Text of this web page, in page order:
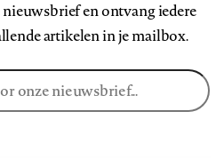
en ontvang iedere
artikelen in je mailbox.